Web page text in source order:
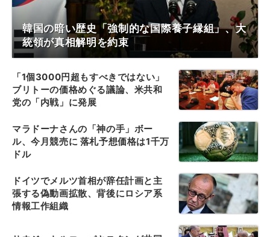
韓国の暗い歴史「強制的な国際養子縁組」、大
統領が真相解明を約束
「1個3000円超もすべきではない」
ブリトーの価格めぐる議論、米共和
党の「内戦」に発展
マラドーナさんの「神の手」ボー
ル、今月競売に 落札予想価格は1千万
ドル
ドイツでメルツ首相が辞任計画と主
張する偽動画拡散、背後にロシア系
情報工作組織